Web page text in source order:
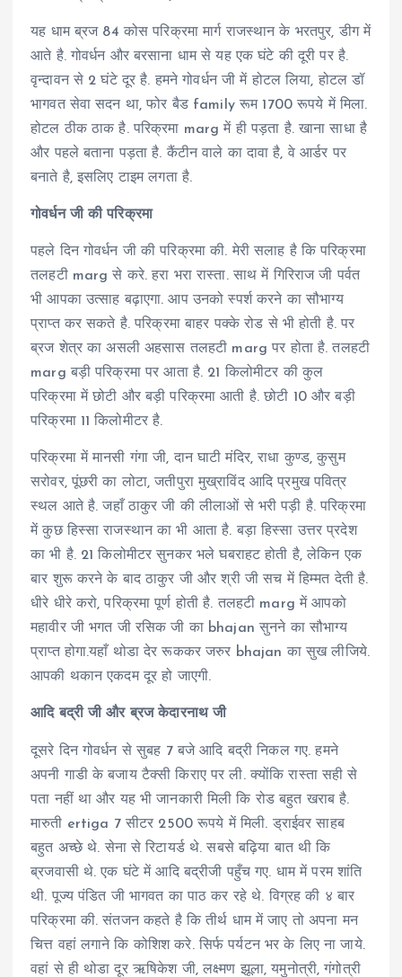
यह धाम ब्रज 84 कोस परिक्रमा मार्ग राजस्थान के भरतपुर, डीग में
आते है. गोवर्धन और बरसाना धाम से यह एक घंटे की दूरी पर है.
वृन्दावन से 2 घंटे दूर है. हमने गोवर्धन जी में होटल लिया, होटल डॉ
भागवत सेवा सदन था, फोर बैड family रूम 1700 रूपये में मिला.
होटल ठीक ठाक है. परिक्रमा marg में ही पड़ता है. खाना साधा है
और पहले बताना पड़ता है. कैंटीन वाले का दावा है, वे आर्डर पर
बनाते है, इसलिए टाइम लगता है.
गोवर्धन जी की परिक्रमा
पहले दिन गोवर्धन जी की परिक्रमा की. मेरी सलाह है कि परिक्रमा
तलहटी marg से करे. हरा भरा रास्ता. साथ में गिरिराज जी पर्वत
भी आपका उत्साह बढ़ाएगा. आप उनको स्पर्श करने का सौभाग्य
प्राप्त कर सकते है. परिक्रमा बाहर पक्के रोड से भी होती है. पर
ब्रज शेत्र का असली अहसास तलहटी marg पर होता है. तलहटी
marg बड़ी परिक्रमा पर आता है. 21 किलोमीटर की कुल
परिक्रमा में छोटी और बड़ी परिक्रमा आती है. छोटी 10 और बड़ी
परिक्रमा 11 किलोमीटर है.
परिक्रमा में मानसी गंगा जी, दान घाटी मंदिर, राधा कुण्ड, कुसुम
सरोवर, पूंछरी का लोटा, जतीपुरा मुख्राविंद आदि प्रमुख पवित्र
स्थल आते है. जहाँ ठाकुर जी की लीलाओं से भरी पड़ी है. परिक्रमा
में कुछ हिस्सा राजस्थान का भी आता है. बड़ा हिस्सा उत्तर प्रदेश
का भी है. 21 किलोमीटर सुनकर भले घबराहट होती है, लेकिन एक
बार शुरू करने के बाद ठाकुर जी और श्री जी सच में हिम्मत देती है.
धीरे धीरे करो, परिक्रमा पूर्ण होती है. तलहटी marg में आपको
महावीर जी भगत जी रसिक जी का bhajan सुनने का सौभाग्य
प्राप्त होगा.यहाँ थोडा देर रूककर जरुर bhajan का सुख लीजिये.
आपकी थकान एकदम दूर हो जाएगी.
आदि बद्री जी और ब्रज केदारनाथ जी
दूसरे दिन गोवर्धन से सुबह 7 बजे आदि बद्री निकल गए. हमने
अपनी गाडी के बजाय टैक्सी किराए पर ली. क्योंकि रास्ता सही से
पता नहीं था और यह भी जानकारी मिली कि रोड बहुत खराब है.
मारुती ertiga 7 सीटर 2500 रूपये में मिली. ड्राईवर साहब
बहुत अच्छे थे. सेना से रिटायर्ड थे. सबसे बढ़िया बात थी कि
ब्रजवासी थे. एक घंटे में आदि बद्रीजी पहुँच गए. धाम में परम शांति
थी. पूज्य पंडित जी भागवत का पाठ कर रहे थे. विग्रह की ४ बार
परिक्रमा की. संतजन कहते है कि तीर्थ धाम में जाए तो अपना मन
चित्त वहां लगाने कि कोशिश करे. सिर्फ पर्यटन भर के लिए ना जाये.
वहां से ही थोडा दूर ऋषिकेश जी, लक्ष्मण झूला, यमुनोत्री, गंगोत्री